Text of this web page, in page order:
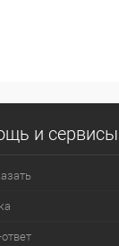
и сервисы